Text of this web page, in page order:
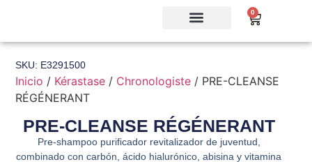
0
SKU: E3291500
Inicio / Kérastase / Chronologiste / PRE-CLEANSE
RÉGÉNERANT
PRE-CLEANSE RÉGÉNERANT
Pre-shampoo purificador revitalizador de juventud,
combinado con carbón, ácido hialurónico, abisina y vitamina